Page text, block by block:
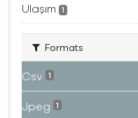
Ulaşım 1
Formats
Csv 1
Jpeg 1